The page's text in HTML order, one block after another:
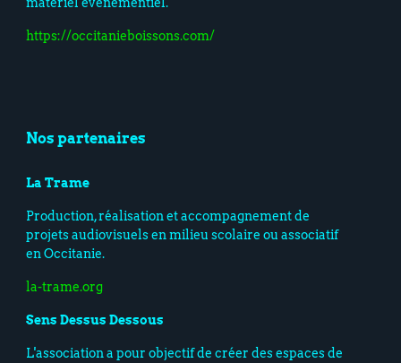
https://occitanieboissons.com/
Nos partenaires
La Trame
Production, réalisation et accompagnement de
projets audiovisuels en milieu scolaire ou associatif
en Occitanie.
la-trame.org
Sens Dessus Dessous
L'association a pour objectif de créer des espaces de